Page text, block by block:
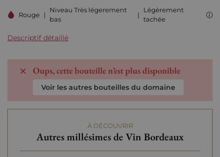
Rouge |
Niveau Très légerement
bas
|
Légèrement
tachée
Descriptif détaillé
Oups, cette bouteille n’est plus disponible
Voir les autres bouteilles du domaine
À DÉCOUVRIR
Autres millésimes de Vin Bordeaux